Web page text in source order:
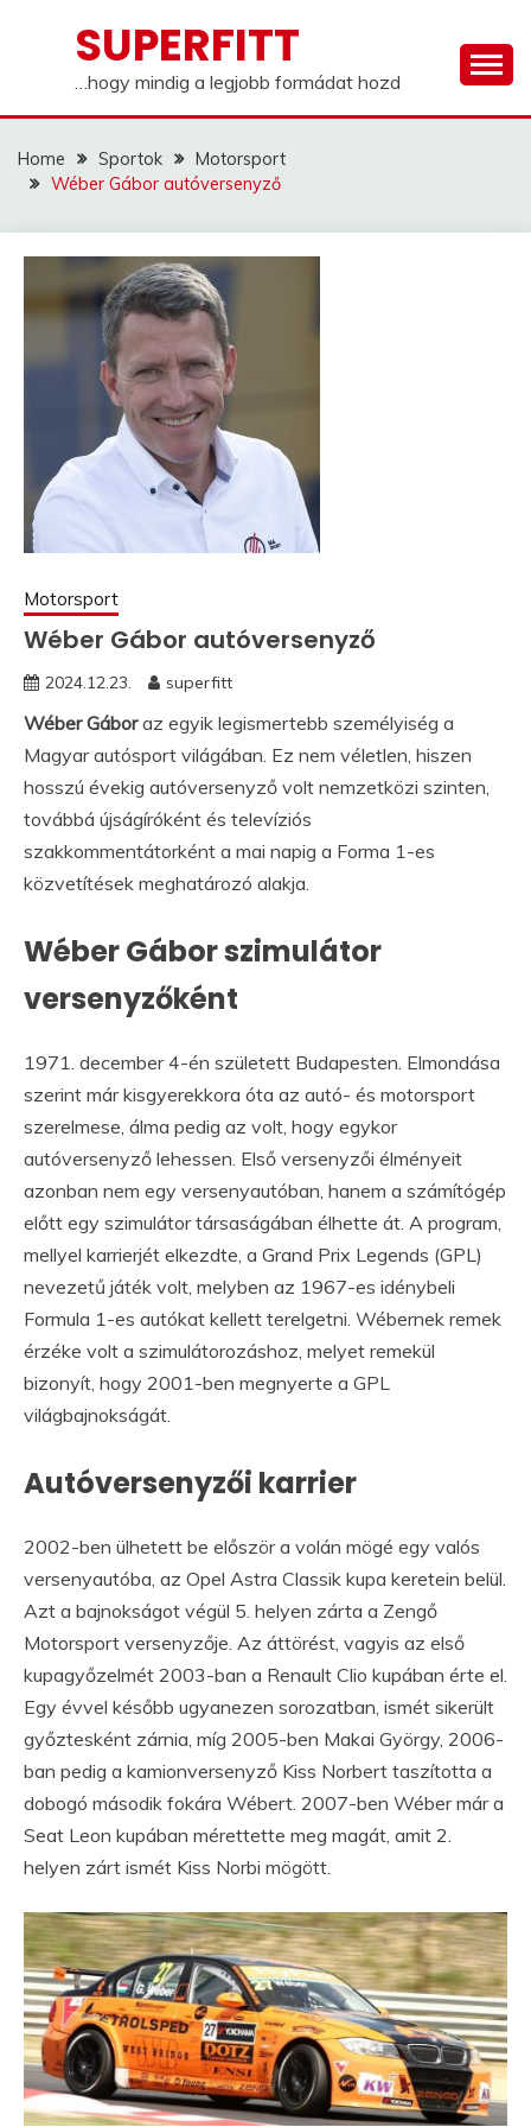
SUPERFITT
…hogy mindig a legjobb formádat hozd
Home Sportok
Motorsport
Wéber Gábor autóversenyző
Motorsport
Wéber Gábor autóversenyző
2024.12.23. superfitt
Wéber Gáboraz egyik legismertebb személyiség a
Magyar autósport világában. Ez nem véletlen, hiszen
hosszú évekig autóversenyző volt nemzetközi szinten,
továbbá újságíróként és televíziós
szakkommentátorként a mai napig a Forma 1-es
közvetítések meghatározó alakja.
Wéber Gábor szimulátor
versenyzőként
1971. december 4-én született Budapesten. Elmondása
szerint már kisgyerekkora óta az autó- és motorsport
szerelmese, álma pedig az volt, hogy egykor
autóversenyző lehessen. Első versenyzői élményeit
azonban nem egy versenyautóban, hanem a számítógép
előtt egy szimulátor társaságában élhette át. A program,
mellyel karrierjét elkezdte, a Grand Prix Legends (GPL)
nevezetű játék volt, melyben az 1967-es idénybeli
Formula 1-es autókat kellett terelgetni. Wébernek remek
érzéke volt a szimulátorozáshoz, melyet remekül
bizonyít, hogy 2001-ben megnyerte a GPL
világbajnokságát.
Autóversenyzői karrier
2002-ben ülhetett be először a volán mögé egy valós
versenyautóba, az Opel Astra Classik kupa keretein belül.
Azt a bajnokságot végül 5. helyen zárta a Zengő
Motorsport versenyzője. Az áttörést, vagyis az első
kupagyőzelmét 2003-ban a Renault Clio kupában érte el.
Egy évvel később ugyanezen sorozatban, ismét sikerült
győztesként zárnia, míg 2005-ben Makai György, 2006-
ban pedig a kamionversenyző Kiss Norbert taszította a
dobogó második fokára Wébert. 2007-ben Wéber már a
Seat Leon kupában mérettette meg magát, amit 2.
helyen zárt ismét Kiss Norbi mögött.